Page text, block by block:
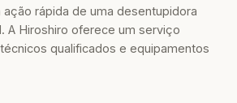
rápida de uma desentupidora
A Hiroshiro oferece um serviço
qualificados e equipamentos